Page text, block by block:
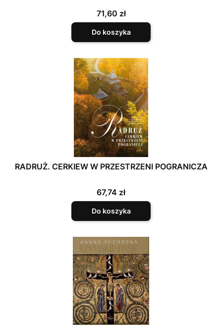
Cena
71,60 zł
Do koszyka
RADRUŻ. CERKIEW W PRZESTRZENI POGRANICZA
Cena
67,74 zł
Do koszyka